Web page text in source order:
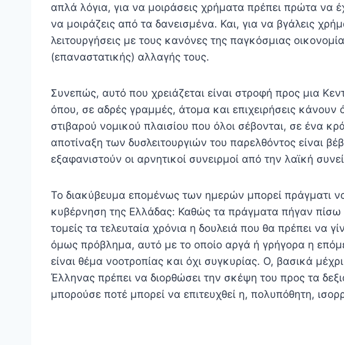
απλά λόγια, για να μοιράσεις χρήματα πρέπει πρώτα να
να μοιράζεις από τα δανεισμένα. Και, για να βγάλεις
λειτουργήσεις με τους κανόνες της παγκόσμιας
(επαναστατικής) αλλαγής τους.
Συνεπώς, αυτό που χρειάζεται είναι στροφή προς μια
όπου, σε αδρές γραμμές, άτομα και επιχειρήσεις κάνουν
στιβαρού νομικού πλαισίου που όλοι σέβονται, σε ένα
αποτίναξη των δυσλειτουργιών του παρελθόντος είναι
εξαφανιστούν οι αρνητικοί συνειρμοί από την λαϊκή
Το διακύβευμα επομένως των ημερών μπορεί πράγματι
κυβέρνηση της Ελλάδας: Καθώς τα πράγματα πήγαν πίσω
τομείς τα τελευταία χρόνια η δουλειά που θα πρέπει να
όμως πρόβλημα, αυτό με το οποίο αργά ή γρήγορα η
είναι θέμα νοοτροπίας και όχι συγκυρίας. Ο, βασικά
Έλληνας πρέπει να διορθώσει την σκέψη του προς τα
μπορούσε ποτέ μπορεί να επιτευχθεί η, πολυπόθητη,